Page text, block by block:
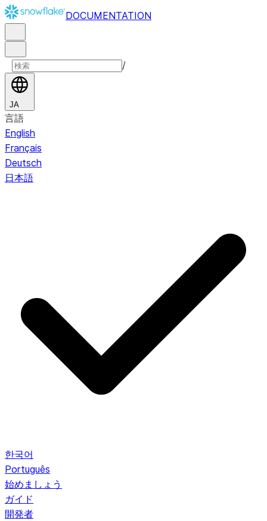
DOCUMENTATION
/
JA
言語
English
Français
Deutsch
日本語
한국어
Português
始めましょう
ガイド
開発者